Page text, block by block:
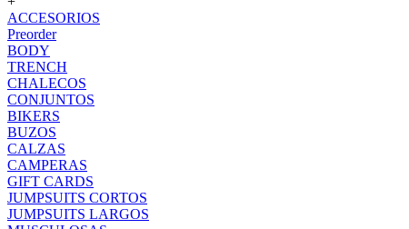
ACCESORIOS
Preorder
BODY
TRENCH
CHALECOS
CONJUNTOS
BIKERS
BUZOS
CALZAS
CAMPERAS
GIFT CARDS
JUMPSUITS CORTOS
JUMPSUITS LARGOS